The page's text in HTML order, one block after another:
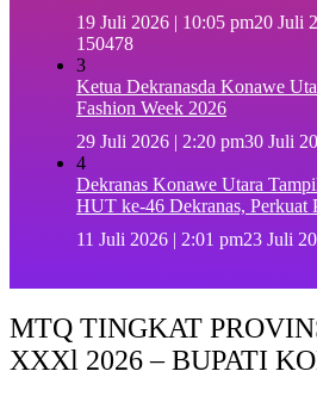
19 Juli 2026 | 10:05 pm20 Juli
150478
3
Ketua Dekranasda Konawe
Fashion Week 2026
29 Juli 2026 | 2:20 pm30 Juli
4
Dekranas Konawe Utara
HUT ke-46 Dekranas,
11 Juli 2026 | 2:01 pm23 Juli
MTQ TINGKAT
XXXl 2026 – BUPATI